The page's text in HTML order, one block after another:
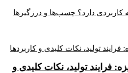
دارد؟ چسب‌ها و درزگیرها
فرایند تولید، نکات کلیدی و